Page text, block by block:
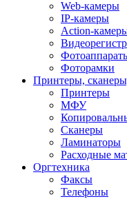
Web-камеры
IP-камеры
Action-
Фоторамки
Принтеры,
Принтеры
МФУ
Сканеры
Ламинаторы
Расходные
Оргтехника
Факсы
Телефоны